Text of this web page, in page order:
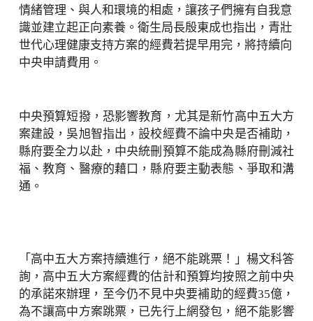
情緒管理、與人和環境的相處，讓孩子們擁有自我意
識並建立起正向素養。衛生局長殷東成也指出，青壯
世代心理健康支持方案的經費若提早用完，將持續向
中央申請費用。
中央預算短撥，恐影響教育，尤其是新竹高中五大方
案建設，吳旭智指出，設校經費不論中央是否補助，
縣府要全力以赴，中央統刪預算不能成為縣府刪減社
福、教育、醫療的藉口，縣府要主動表態、爭取和溝
通。
「高中五大方案持續進行，絕不能跳票！」楊文科答
詢，高中五大方案經費的估計和預算均按照之前中央
的承諾來辦理，至今仍不見中央要補助的經費35億，
為不讓高中方案跳票，已先行上網發包，絕不能影響